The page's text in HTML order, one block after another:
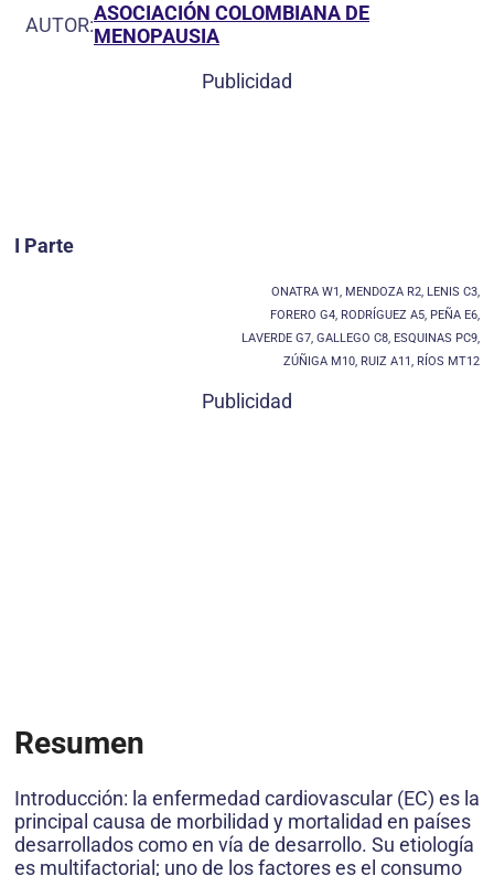
AUTOR:ASOCIACIÓN COLOMBIANA DE
MENOPAUSIA
Publicidad
I Parte
ONATRA W1, MENDOZA R2, LENIS C3,
FORERO G4, RODRÍGUEZ A5, PEÑA E6,
LAVERDE G7, GALLEGO C8, ESQUINAS PC9,
ZÚÑIGA M10, RUIZ A11, RÍOS MT12
Publicidad
Resumen
Introducción: la enfermedad cardiovascular (EC) es la
principal causa de morbilidad y mortalidad en países
desarrollados como en vía de desarrollo. Su etiología
es multifactorial; uno de los factores es el consumo